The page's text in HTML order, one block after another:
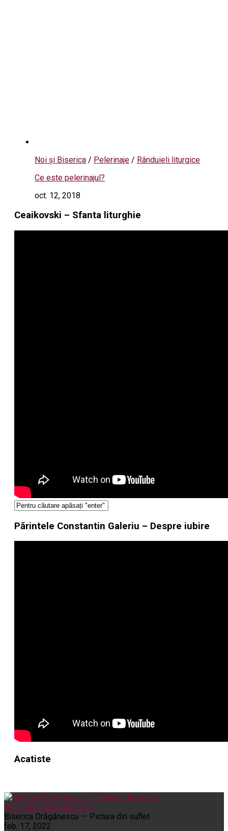
Noi și Biserica / Pelerinaje / Rânduieli liturgice
Ce este pelerinajul?
oct. 12, 2018
Ceaikovski – Sfanta liturghie
Părintele Constantin Galeriu – Despre iubire
Acatiste
Noi și Biserica Pelerinaje
Biserica Drăgănescu – Pictura din suflet
feb. 17, 2022